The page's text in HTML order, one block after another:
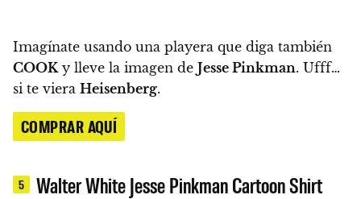
Imagínate usando una playera que diga también
COOKy lleve la imagen de Jesse Pinkman. Ufff…
si te viera Heisenberg.
COMPRAR AQUÍ
5 Walter White Jesse Pinkman Cartoon Shirt